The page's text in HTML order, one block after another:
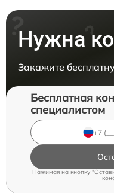
Нужна
Закажите
Бесплатная
специалистом
Нажимая на кнопку